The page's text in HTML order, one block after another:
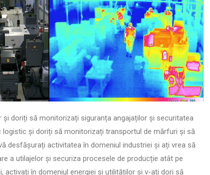
doriți să monitorizați siguranța angajaților și securitatea
logistic și doriți să monitorizați transportul de mărfuri și să
desfășurați activitatea în domeniul industriei și ați vrea să
a utilajelor și securiza procesele de producție atât pe
activați în domeniul energiei și utilităților și v-ați dori să